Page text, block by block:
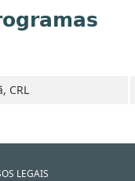
CRL
LEGAIS